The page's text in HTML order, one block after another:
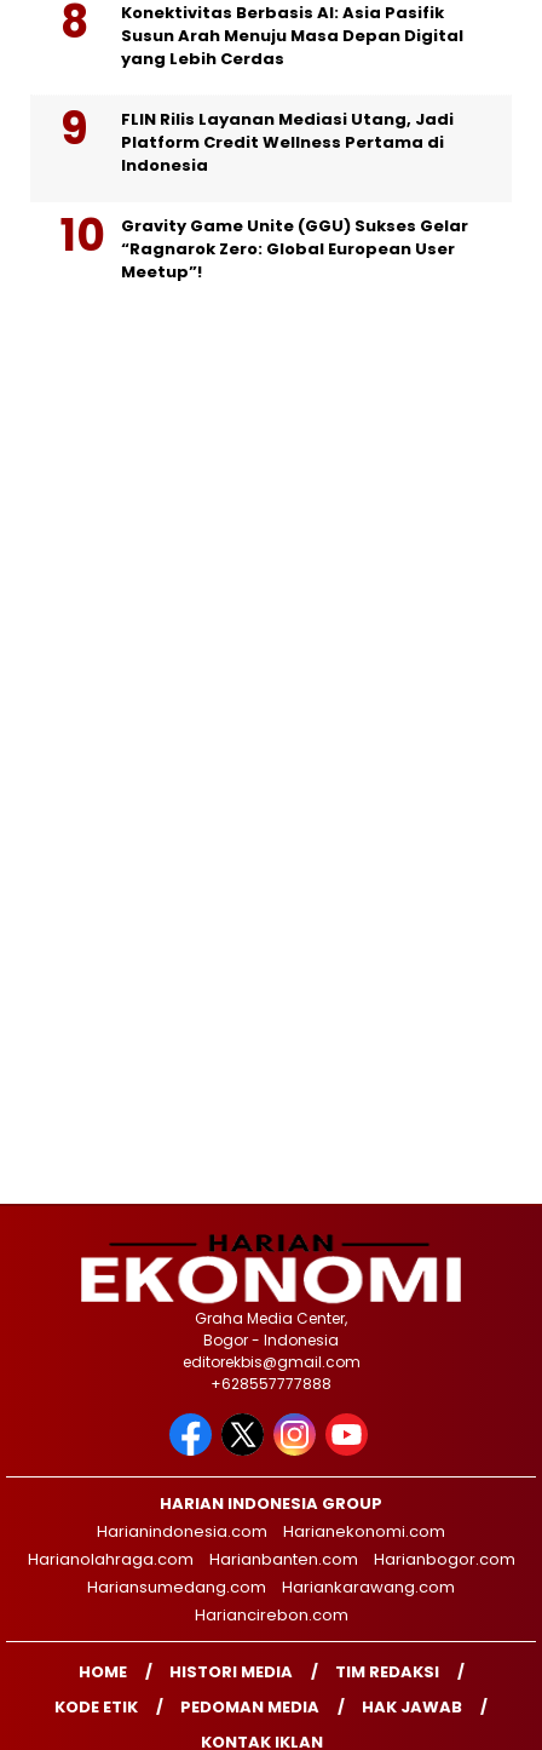
Konektivitas Berbasis AI: Asia Pasifik
Susun Arah Menuju Masa Depan Digital
yang Lebih Cerdas
FLIN Rilis Layanan Mediasi Utang, Jadi
Platform Credit Wellness Pertama di
Indonesia
Gravity Game Unite (GGU) Sukses Gelar
“Ragnarok Zero: Global European User
Meetup”!
Graha Media Center,
Bogor - Indonesia
editorekbis@gmail.com
+628557777888
HARIAN INDONESIA GROUP
Harianindonesia.com
Harianekonomi.com
Harianolahraga.com
Harianbanten.com
Harianbogor.com
Hariansumedang.com
Hariankarawang.com
Hariancirebon.com
HOME HISTORI MEDIA
TIM REDAKSI
KODE ETIK
PEDOMAN MEDIA
HAK JAWAB
KONTAK IKLAN